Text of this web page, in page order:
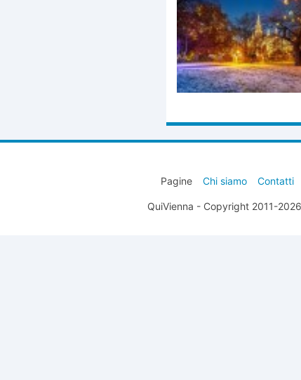
Pagine
Chi siamo Contatti
QuiVienna - Copyright 2011-2026